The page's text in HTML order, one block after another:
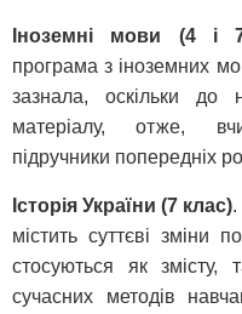
Іноземні мови (4 і
програма з іноземних
зазнала, оскільки
матеріалу, отже,
підручники попередніх
Історія України (7 клас).
містить суттєві зміни
стосуються як змісту,
сучасних методів